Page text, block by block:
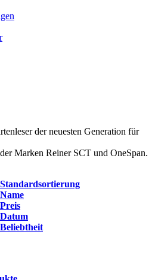
der neuesten Generation für
Marken Reiner SCT und OneSpan.
Standardsortierung
Name
Preis
Datum
Beliebtheit